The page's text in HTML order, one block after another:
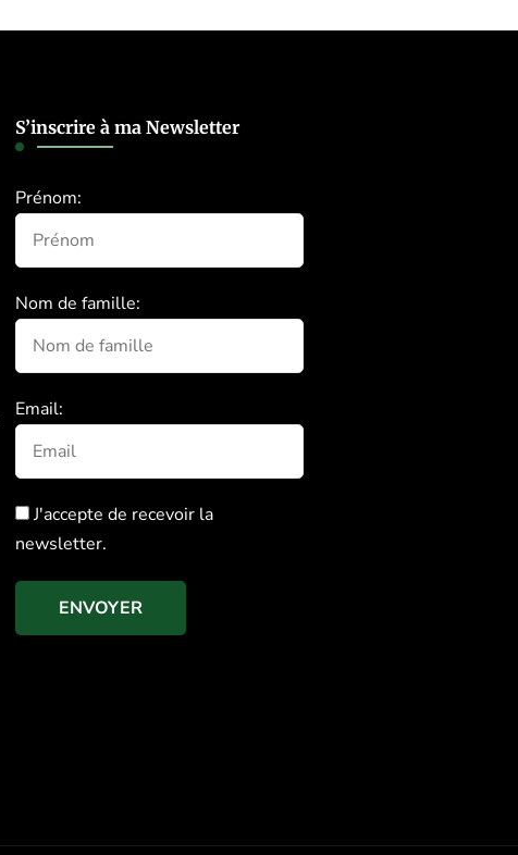
S’inscrire à ma Newsletter
Prénom:
Nom de famille:
Email:
J'accepte de recevoir la
newsletter.
ENVOYER